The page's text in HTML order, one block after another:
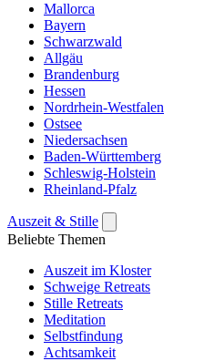
Mallorca
Bayern
Schwarzwald
Allgäu
Brandenburg
Hessen
Nordrhein-Westfalen
Ostsee
Niedersachsen
Baden-Württemberg
Schleswig-Holstein
Rheinland-Pfalz
Auszeit & Stille
Beliebte Themen
Auszeit im Kloster
Schweige Retreats
Stille Retreats
Meditation
Selbstfindung
Achtsamkeit